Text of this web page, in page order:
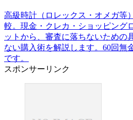
高級時計（ロレックス・オメガ等
較。現金・クレカ・ショッピング
ットから、審査に落ちないための
ない購入術を解説します。60回無
です。
スポンサーリンク